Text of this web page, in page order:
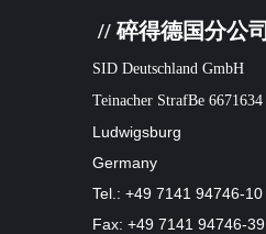
// 碎得德国分公司
SID Deutschland GmbH
Teinacher StrafBe 6671634
Ludwigsburg
Germany
Tel.: +49 7141 94746-10
Fax: +49 7141 94746-39